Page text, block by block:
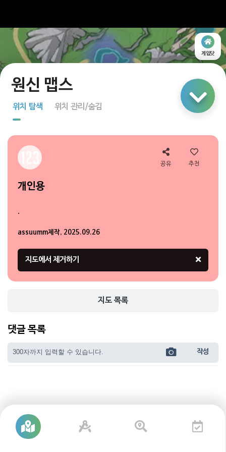
게임닷
링크 공유
위치 탐색 위치 관리/숨김
공유 추천
개인용
.
assuumm제작, 2025.09.26
지도 목록
댓글 목록
작성